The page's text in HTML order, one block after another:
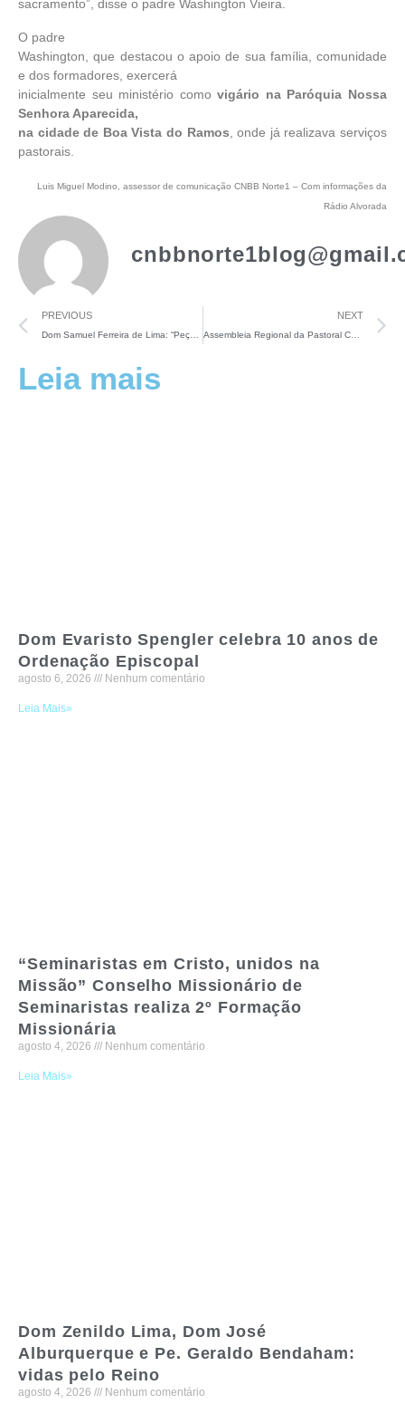
Leia mais
Dom Evaristo Spengler celebra 10 anos de
Ordenação Episcopal
agosto 6, 2026 Nenhum comentário
Leia Mais»
“Seminaristas em Cristo, unidos na
Missão” Conselho Missionário de
Seminaristas realiza 2º Formação
Missionária
agosto 4, 2026 Nenhum comentário
Leia Mais»
Dom Zenildo Lima, Dom José
Alburquerque e Pe. Geraldo Bendaham:
vidas pelo Reino
agosto 4, 2026 Nenhum comentário
sacramento”, disse o padre Washington Vieira.
O padre
Washington, que destacou o apoio de sua família, comunidade
e dos formadores, exercerá
inicialmente seu ministério comovigário na Paróquia Nossa
Senhora Aparecida,
na cidade de Boa Vista do Ramos , onde já realizava serviços
pastorais.
Luis Miguel Modino, assessor de comunicação CNBB Norte1 – Com informações da
Rádio Alvorada
PREVIOUS NEXT
Assembleia Regional da Pastoral Carcerária: Solidariedade aos irmãos e irmãs encarcerados